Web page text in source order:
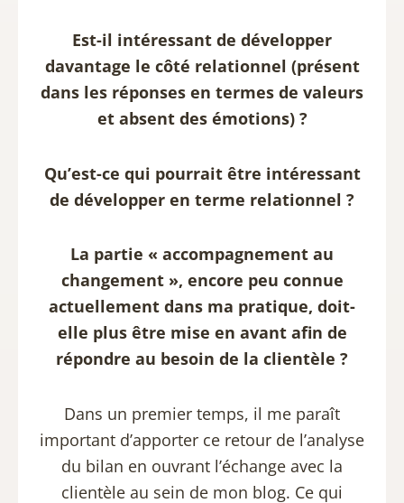
Est-il intéressant de développer
davantage le côté relationnel (présent
dans les réponses en termes de valeurs
et absent des émotions) ?
Qu’est-ce qui pourrait être intéressant
de développer en terme relationnel ?
La partie « accompagnement au
changement », encore peu connue
actuellement dans ma pratique, doit-
elle plus être mise en avant afin de
répondre au besoin de la clientèle ?
Dans un premier temps, il me paraît
important d’apporter ce retour de l’analyse
du bilan en ouvrant l’échange avec la
clientèle au sein de mon blog. Ce qui